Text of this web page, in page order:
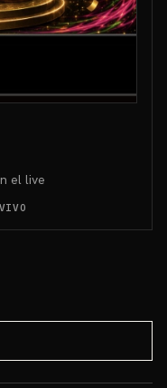
el live